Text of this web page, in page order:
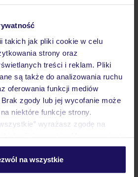
takich jak pliki cookie w celu
strony oraz
treści i reklam. Pliki
są także do analizowania ruchu
oferowania funkcji mediów
zgody lub jej wycofanie może
niektóre funkcje strony.
wyrażasz zgodę na
wchodząc w zakładkę
o plikach cookie znajdziesz
na wszystkie
pytania